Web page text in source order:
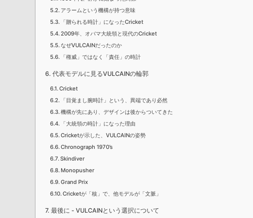
アラームという機構が持つ意味
「贈られる時計」になったCricket
2009年、オバマ大統領と現代のCricket
なぜVULCAINだったのか
「権威」ではなく「責任」の時計
代表モデルに見るVULCAINの輪郭
Cricket
「目覚まし腕時計」という、異端であり必然
機構が先にあり、デザインは後からついてきた
「大統領の時計」になった理由
Cricketが示した、VULCAINの姿勢
Chronograph 1970’s
Skindiver
Monopusher
Grand Prix
Cricketが「核」で、他モデルが「文脈」
最後に - VULCAINという選択について